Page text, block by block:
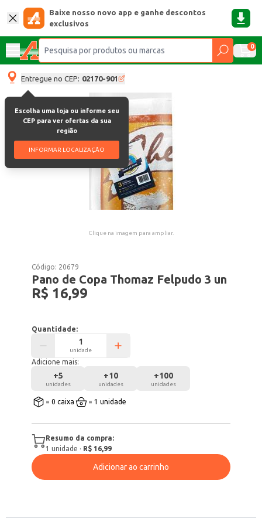
Baixe nosso novo app e ganhe descontos
exclusivos
0
Entregue no CEP: 02170-901
Escolha uma loja ou informe seu
CEP para ver ofertas da sua
região
INFORMAR LOCALIZAÇÃO
Clique na imagem para ampliar.
Código: 20679
Pano de Copa Thomaz Felpudo 3 un
R$ 16,99
Quantidade:
unidade
Adicione mais:
+5
unidades
+10
unidades
+100
unidades
= 0 caixa = 1 unidade
Resumo da compra:
1 unidade · R$ 16,99
Adicionar ao carrinho